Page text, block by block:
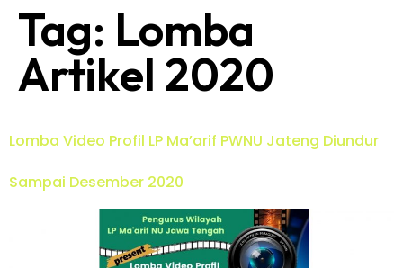
Tag: Lomba
Artikel 2020
Lomba Video Profil LP Ma’arif PWNU Jateng Diundur
Sampai Desember 2020